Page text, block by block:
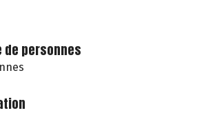
de personnes